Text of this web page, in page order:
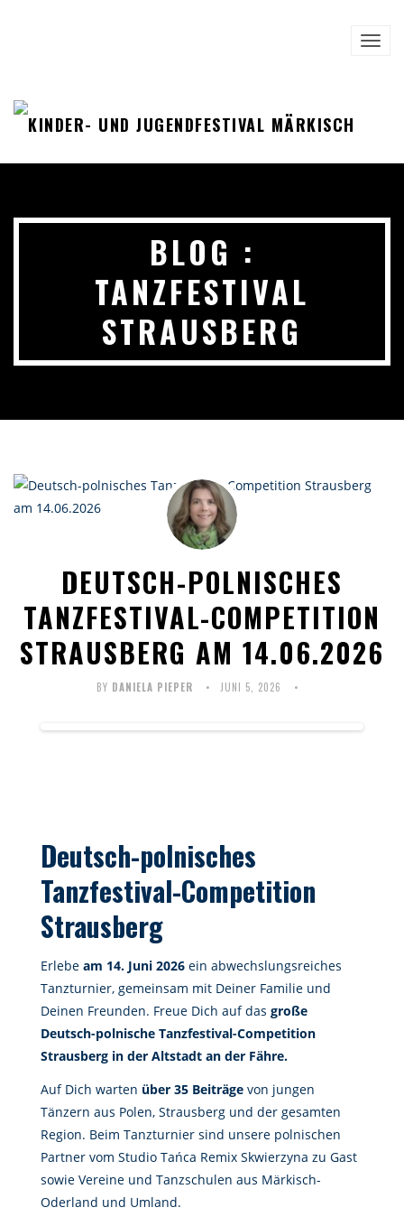
BLOG :
TANZFESTIVAL
STRAUSBERG
DEUTSCH-POLNISCHES
TANZFESTIVAL-COMPETITION
STRAUSBERG AM 14.06.2026
BY DANIELA PIEPER JUNI 5, 2026
Deutsch-polnisches
Tanzfestival-Competition
Strausberg
Erlebe am 14. Juni 2026 ein abwechslungsreiches
Tanzturnier, gemeinsam mit Deiner Familie und
Deinen Freunden. Freue Dich auf das große
Deutsch-polnische Tanzfestival-Competition
Strausberg in der Altstadt an der Fähre.
Auf Dich warten über 35 Beiträge von jungen
Tänzern aus Polen, Strausberg und der gesamten
Region. Beim Tanzturnier sind unsere polnischen
Partner vom Studio Tańca Remix Skwierzyna zu Gast
sowie Vereine und Tanzschulen aus Märkisch-
Oderland und Umland.